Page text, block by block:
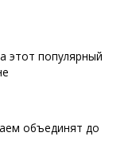
этот популярный
объединят до